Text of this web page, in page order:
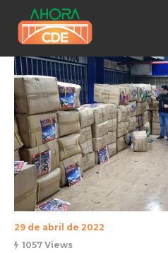
29 de abril de 2022
1057 Views